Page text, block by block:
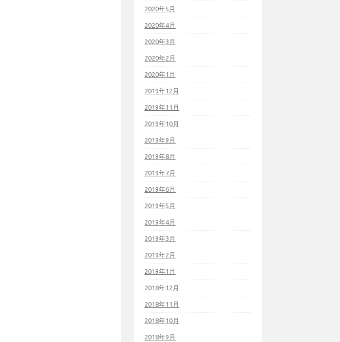
2020年5月
2020年4月
2020年3月
2020年2月
2020年1月
2019年12月
2019年11月
2019年10月
2019年9月
2019年8月
2019年7月
2019年6月
2019年5月
2019年4月
2019年3月
2019年2月
2019年1月
2018年12月
2018年11月
2018年10月
2018年9月